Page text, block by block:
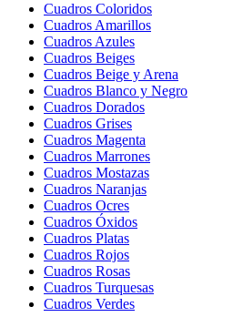
Cuadros Coloridos
Cuadros Amarillos
Cuadros Azules
Cuadros Beiges
Cuadros Beige y Arena
Cuadros Blanco y Negro
Cuadros Dorados
Cuadros Grises
Cuadros Magenta
Cuadros Marrones
Cuadros Mostazas
Cuadros Naranjas
Cuadros Ocres
Cuadros Óxidos
Cuadros Platas
Cuadros Rojos
Cuadros Rosas
Cuadros Turquesas
Cuadros Verdes